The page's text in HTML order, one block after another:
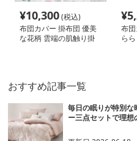
¥10,300(税込)
布団カバー 掛布団 優美
な花柄 雲端の肌触り掛
¥
布
ら
おすすめ記事一覧
毎日の眠りが特別
ー三点セットで理